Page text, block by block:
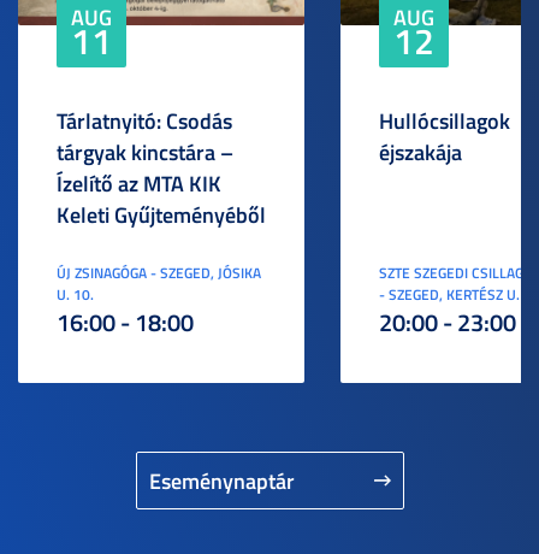
Eseménynaptár
AUG
11
Tárlatnyitó: Csodás
tárgyak kincstára –
Ízelítő az MTA KIK
Keleti Gyűjteményéből
ÚJ ZSINAGÓGA - SZEGED, JÓSIKA
U. 10.
16:00 - 18:00
AUG
12
Hullócsillagok
éjszakája
SZTE SZEGEDI
- SZEGED, KERTÉSZ U. 3.
20:00 - 23:00